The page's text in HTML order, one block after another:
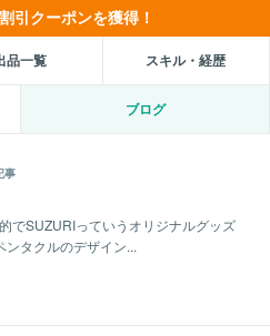
引クーポンを獲得！
品一覧 スキル・経歴
ブログ
事
でSUZURIっていうオリジナルグッズ
タクルのデザイン...